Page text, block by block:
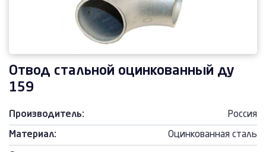
Отвод стальной оцинкованный ду
159
Производитель: Россия
Материал: Оцинкованная сталь